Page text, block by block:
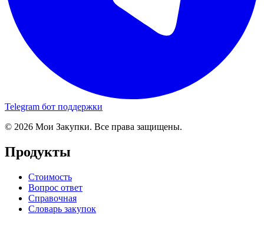
Telegram бот поддержки
© 2026 Мои Закупки. Все права защищены.
Продукты
Стоимость
Вопрос ответ
Справочная
Словарь закупок